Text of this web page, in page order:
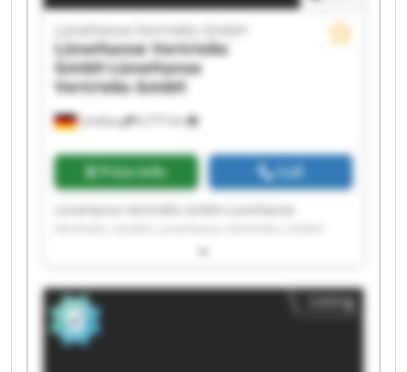
Lüneburg 6,777 km
LüneHanse Vertriebs GmbH
LüneHanse Vertriebs
GmbH LüneHanse
Vertriebs GmbH
Price info Call
LüneHanse Vertriebs GmbH LüneHanse
LüneHanse Vertriebs GmbH LüneHanse
Vertriebs GmbH LüneHanse Vertriebs GmbH
LüneHanse Vertriebs GmbH LüneHanse
Vertriebs GmbH LüneHanse Vertriebs GmbH
Listing